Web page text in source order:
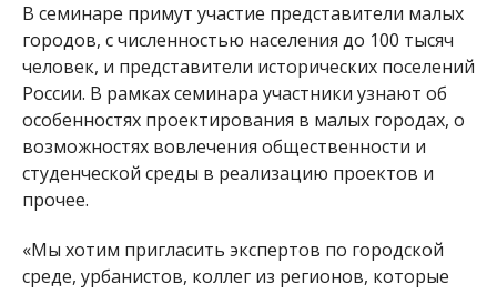
В семинаре примут участие представители малых
городов, с численностью населения до 100 тысяч
человек, и представители исторических поселений
России. В рамках семинара участники узнают об
особенностях проектирования в малых городах, о
возможностях вовлечения общественности и
студенческой среды в реализацию проектов и
прочее.
«Мы хотим пригласить экспертов по городской
среде, урбанистов, коллег из регионов, которые